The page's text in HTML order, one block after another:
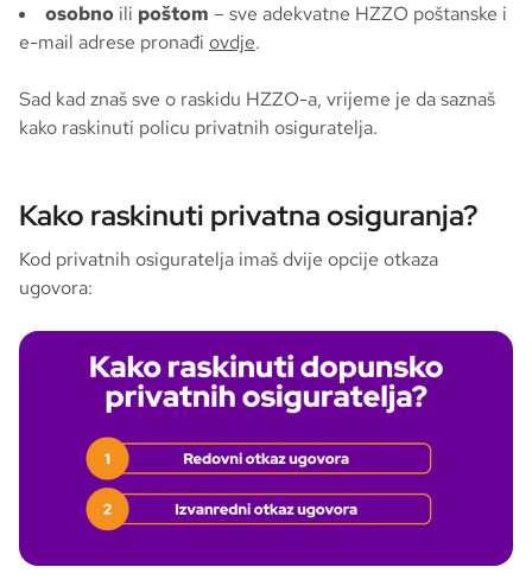
osobno ili poštom – sve adekvatne HZZO poštanske i
e-mail adrese pronađi ovdje.
Sad kad znaš sve o raskidu HZZO-a, vrijeme je da saznaš
kako raskinuti policu privatnih osiguratelja.
Kako raskinuti privatna osiguranja?
Kod privatnih osiguratelja imaš dvije opcije otkaza
ugovora: